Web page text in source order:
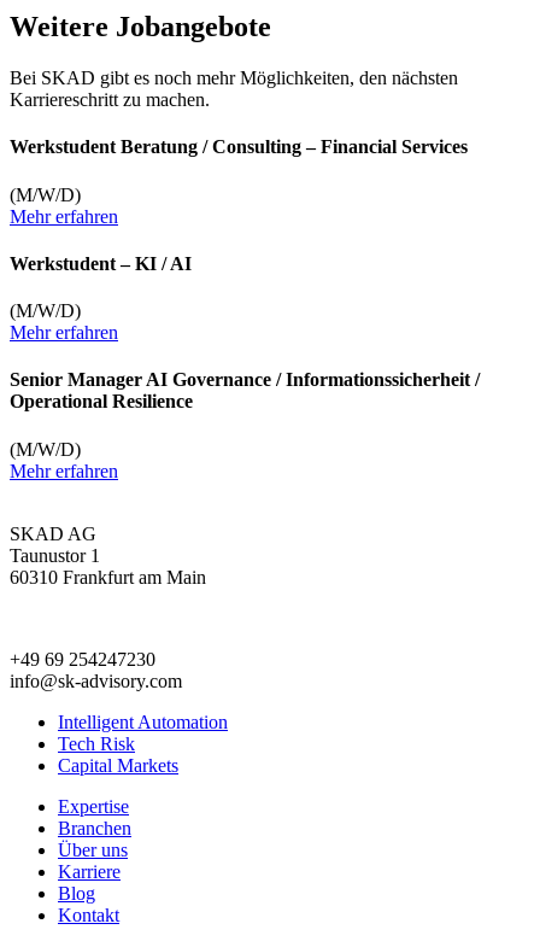
Weitere Jobangebote
Bei SKAD gibt es noch mehr Möglichkeiten, den nächsten
Karriereschritt zu machen.
Werkstudent Beratung / Consulting – Financial Services
(M/W/D)
Mehr erfahren
Werkstudent – KI / AI
(M/W/D)
Mehr erfahren
Senior Manager AI Governance / Informationssicherheit /
Operational Resilience
(M/W/D)
Mehr erfahren
SKAD AG
Taunustor 1
60310 Frankfurt am Main
+49 69 254247230
info@sk-advisory.com
Intelligent Automation
Tech Risk
Capital Markets
Expertise
Branchen
Über uns
Karriere
Blog
Kontakt